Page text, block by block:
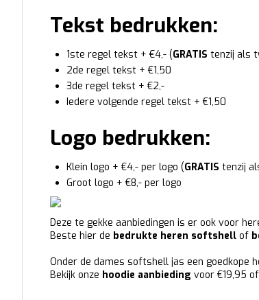
Tekst bedrukken:
1ste regel tekst + €4,- (GRATIS tenzij als
2de regel tekst + €1,50
3de regel tekst + €2,-
Iedere volgende regel tekst + €1,50
Logo bedrukken:
Klein logo + €4,- per logo (GRATIS tenzij
Groot logo + €8,- per logo
Deze te gekke aanbiedingen is er ook voor
Beste hier de bedrukte heren softshell of
Onder de dames softshell jas een goedkope
Bekijk onze hoodie aanbieding voor €19,95 of